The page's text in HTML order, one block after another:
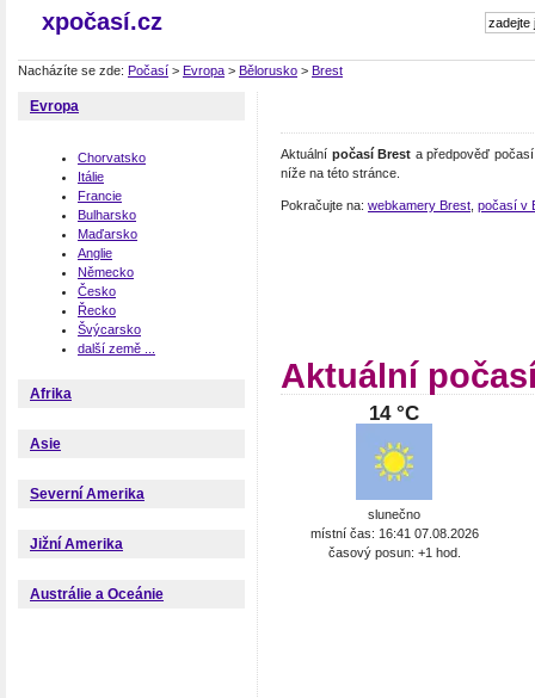
xpočasí.cz
Nacházíte se zde: Počasí > Evropa > Bělorusko > Brest
Evropa
Chorvatsko
Itálie
Francie
Bulharsko
Maďarsko
Anglie
Německo
Česko
Řecko
Švýcarsko
další země ...
Afrika
Asie
Severní Amerika
Jižní Amerika
Austrálie a Oceánie
Aktuální počasí Brest a předpověď
níže na této stránce.
Pokračujte na: webkamery Brest počasí v
Aktuální
14 °C
slunečno
místní čas: 16:41 07.08.2026
časový posun: +1 hod.